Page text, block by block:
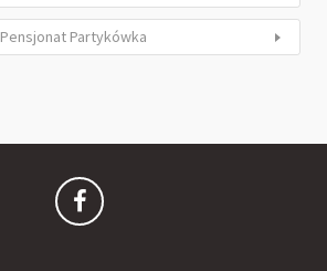
Pensjonat Partykówka